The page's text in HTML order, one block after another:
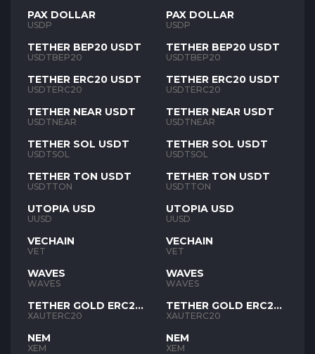
PAX DOLLAR
USDP
TETHER BEP20 USDT
USDTBEP20
TETHER ERC20 USDT
USDTERC20
TETHER NEAR USDT
USDTNEAR
TETHER SOL USDT
USDTSOL
TETHER TON USDT
USDTTON
UTOPIA USD
UUSD
VECHAIN
VET
WAVES
WAVES
TETHER GOLD ERC20
XAUT
XAUTERC20
NEM
XEM
PAX DOLLAR
USDP
TETHER BEP20 USDT
USDTBEP20
TETHER ERC20 USDT
USDTERC20
TETHER NEAR USDT
USDTNEAR
TETHER SOL USDT
USDTSOL
TETHER TON USDT
USDTTON
UTOPIA USD
UUSD
VECHAIN
VET
WAVES
WAVES
TETHER GOLD ERC20
XAUT
XAUTERC20
NEM
XEM